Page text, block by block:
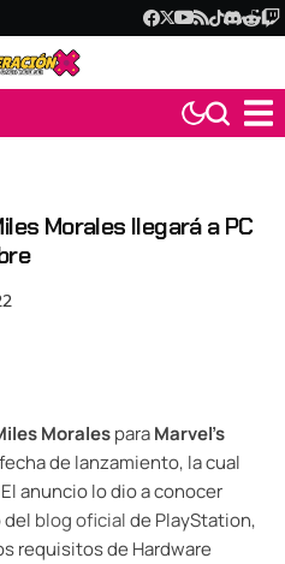
Morales llegará a PC
MoralesparaMarvel’s
de lanzamiento, la cual
anuncio lo dio a conocer
del blog oficialde PlayStation,
requisitos de Hardware